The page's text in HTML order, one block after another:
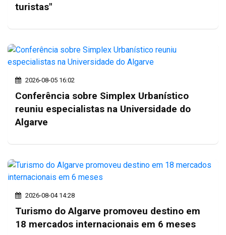
turistas"
2026-08-05 16:02
Conferência sobre Simplex Urbanístico
reuniu especialistas na Universidade do
Algarve
2026-08-04 14:28
Turismo do Algarve promoveu destino em
18 mercados internacionais em 6 meses